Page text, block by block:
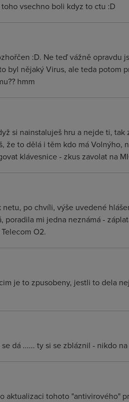
vsechno boli kdyz to ctu :D
:D. Ne teď vážně opravdu
byl nějaký Virus, ale teda potom
hmm
si nainstaluješ hru a nejde ti,
že to dělá i těm kdo má Volnýho,
klávesnice - zkus zavolat na
po chvíli, výše uvedené
mi jedna neznámá -
O2.
je to zpusobeny, jestli to dela
dá ...... ty si se zbláznil - nikdo
aktualizaci tohoto "antivirového"